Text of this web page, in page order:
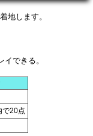
地します。
できる。
で20点